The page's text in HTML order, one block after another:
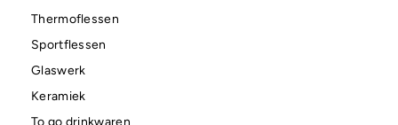
Thermoflessen
Sportflessen
Glaswerk
Keramiek
To go drinkwaren